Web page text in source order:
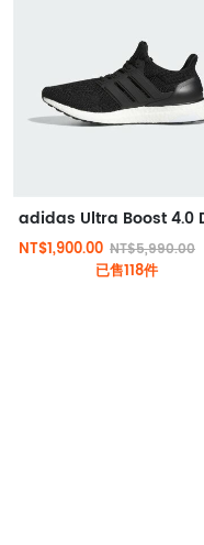
NT$1,900.00 NT$5,990.00
已售118件